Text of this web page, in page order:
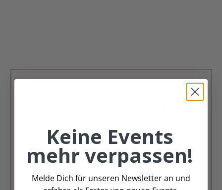
Immer schön, immer aktuell.
Trag Dich für unseren Newsletter ein &
verpasse keine Angebote mehr
Zur Newsletter Anmeldung
Keine Events
mehr verpassen!
Melde Dich für unseren Newsletter an und